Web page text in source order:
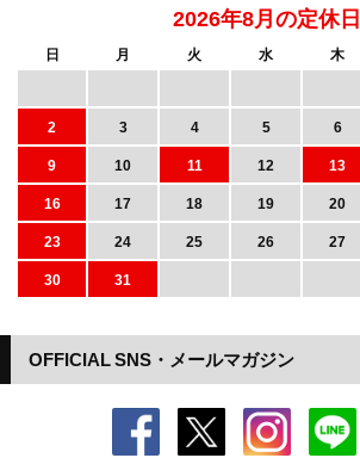
OFFICIAL SNS・メールマガジン
2026年8月の定休日
日 月 火 水 木
2
3 4 5 6
9
10 11 12 13
16
17 18 19 20
23
24 25 26 27
30
31